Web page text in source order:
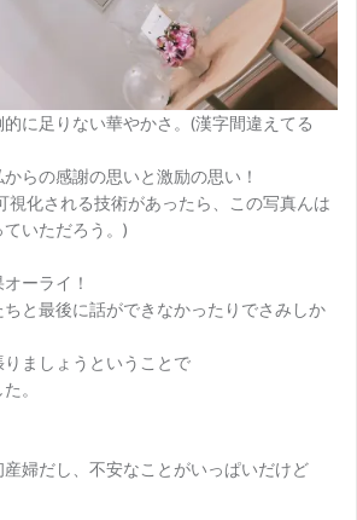
に足りない華やかさ。(漢字間違えてる
らの感謝の思いと激励の思い！
視化される技術があったら、この写真んは
いただろう。)
ーライ！
と最後に話ができなかったりでさみしか
ましょうということで
。
婦だし、不安なことがいっぱいだけど